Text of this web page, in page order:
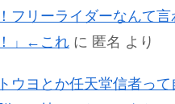
フリーライダーなんて言
」←これ に 匿名 より
ウヨとか任天堂信者って